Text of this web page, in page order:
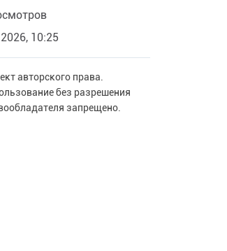
10:25
авторского права.
без разрешения
запрещено.